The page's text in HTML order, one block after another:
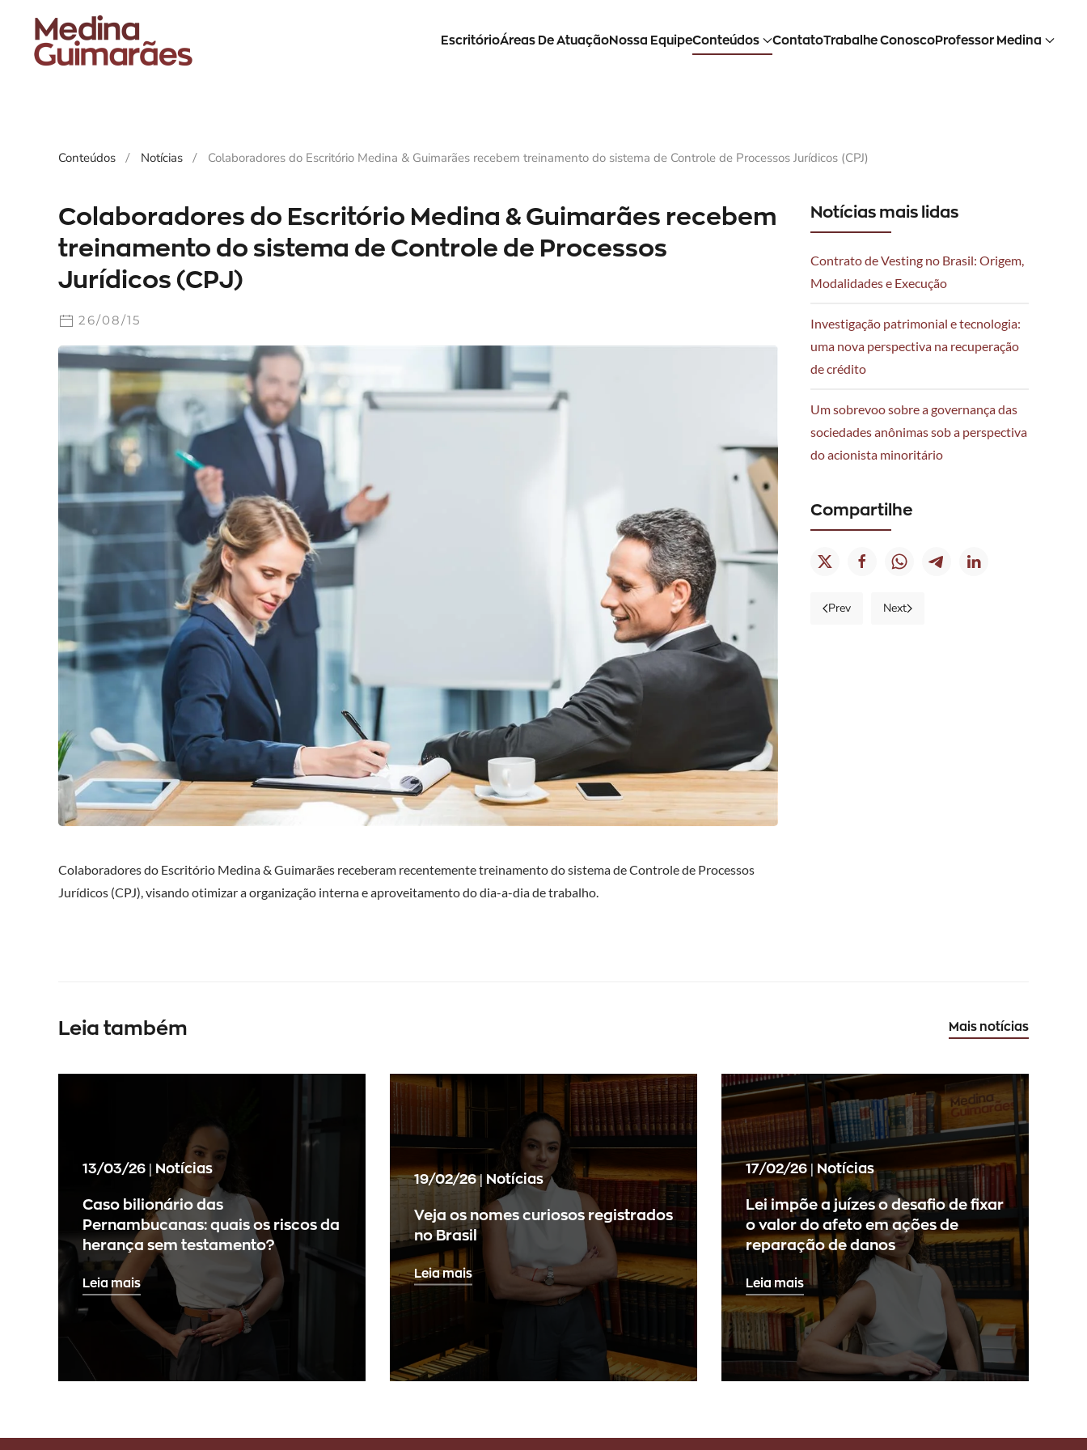
Skip
to
EscritórioÁreas De AtuaçãoNossa EquipeConteúdos ContatoTrabalhe ConoscoProfessor Medina
Conteúdos Notícias Colaboradores do Escritório Medina & Guimarães recebem treinamento do sistema de Controle de Processos Jurídicos (CPJ)
Colaboradores do Escritório Medina & Guimarães recebem
treinamento do sistema de Controle de Processos
Jurídicos (CPJ)
26/08/15
Colaboradores do Escritório Medina & Guimarães receberam recentemente treinamento do sistema de Controle de Processos
Jurídicos (CPJ), visando otimizar a organização interna e aproveitamento do dia-a-dia de trabalho.
Notícias mais lidas
Contrato de Vesting no Brasil: Origem,
Modalidades e Execução
Investigação patrimonial e tecnologia:
uma nova perspectiva na recuperação
de crédito
Um sobrevoo sobre a governança das
sociedades anônimas sob a perspectiva
do acionista minoritário
Compartilhe
Prev Next
Leia também Mais notícias
13/03/26 | Notícias
Caso bilionário das
Pernambucanas: quais os riscos da
herança sem testamento?
Leia mais
19/02/26 | Notícias
Veja os nomes curiosos registrados
no Brasil
Leia mais
17/02/26 | Notícias
Lei impõe a juízes o desafio de fixar
o valor do afeto em ações de
reparação de danos
Leia mais